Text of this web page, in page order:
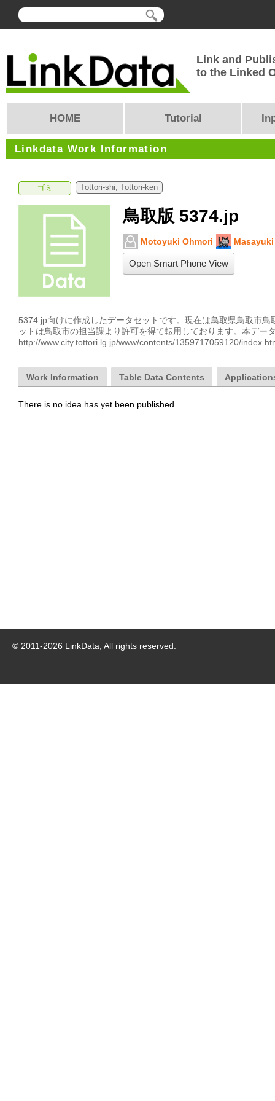
Link and
to the Linked
HOME Tutorial
Linkdata Work Information
ゴミ Tottori-shi, Tottori-ken
鳥取版 5374.jp
Motoyuki Ohmori
Open Smart Phone View
5374.jp向けに作成したデータセットです。現在は鳥取県鳥取市
ットは鳥取市の担当課より許可を得て転用しております。本デー
http://www.city.tottori.lg.jp/www/contents/1359717059120/
Work Information Table Data Contents
There is no idea has yet been published
© 2011-2026 LinkData, All rights reserved.